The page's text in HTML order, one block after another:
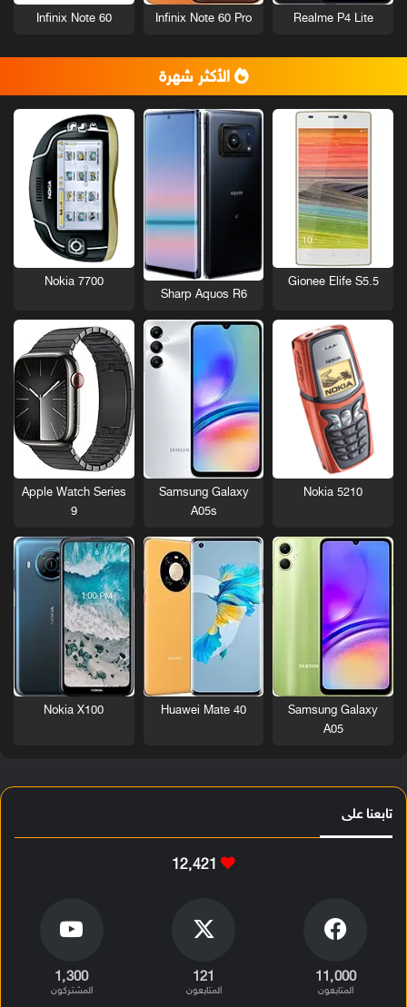
Realme P4 Lite
Infinix Note 60 Pro
Infinix Note 60
الأكثر شهرة
Gionee Elife S5.5
Sharp Aquos R6
Nokia 7700
Nokia 5210
Samsung Galaxy
A05s
Apple Watch Series
9
Samsung Galaxy
A05
Huawei Mate 40
Nokia X100
تابعنا على
12٬421
11٬000
المتابعون
121
المتابعون
1٬300
المشتركون